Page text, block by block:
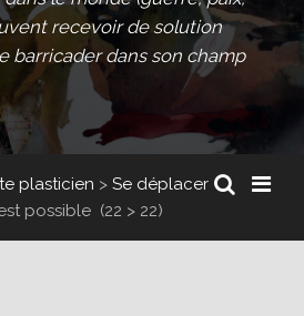
recevoir de solution
barricader dans son champ
plasticien > Se déplacer
possible (22 > 22)